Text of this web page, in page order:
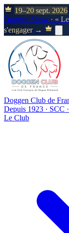
19–20 sept. 2026
Doggen Show · «
s'engager →
Doggen Club de
Depuis 1923 · SCC
Le Club